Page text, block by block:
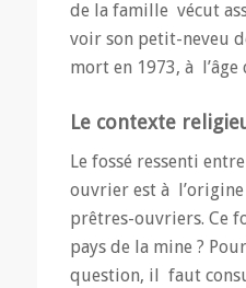
de la famille vécut
voir son petit-neveu
mort en 1973, à l’âge
Le contexte
Le fossé ressenti
ouvrier est à l’origine
prêtres-ouvriers. Ce
pays de la mine ?
question, il faut